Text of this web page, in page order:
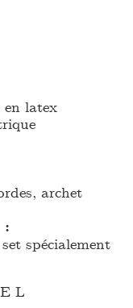
latex
archet
:
spécialement
L